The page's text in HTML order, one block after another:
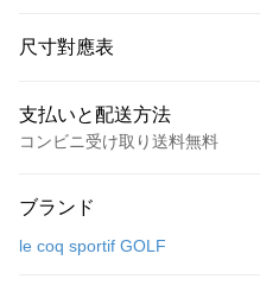
尺寸對應表
支払いと配送方法
コンビニ受け取り送料無料
クレジットカード1回払い
ブランド
le coq sportif GOLF